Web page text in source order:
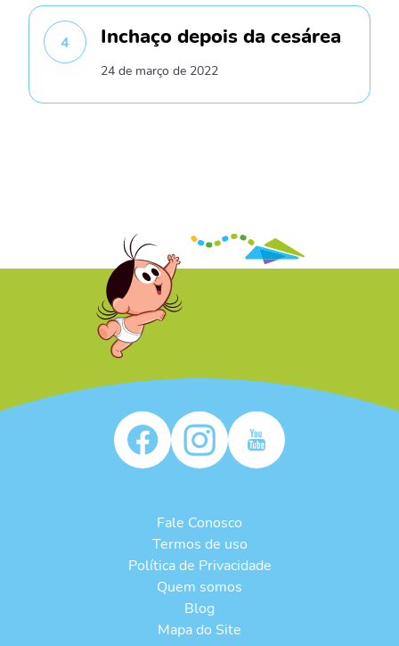
4 Inchaço depois da cesárea
24 de março de 2022
Fale Conosco
Termos de uso
Política de Privacidade
Quem somos
Blog
Mapa do Site